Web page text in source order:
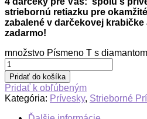
striebornú retiazku pre
zabalené v darčekovej
zadarmo!
množstvo Písmeno T s
Pridať do košíka
Pridať k obľúbeným
Kategória: Prívesky, Strieborné